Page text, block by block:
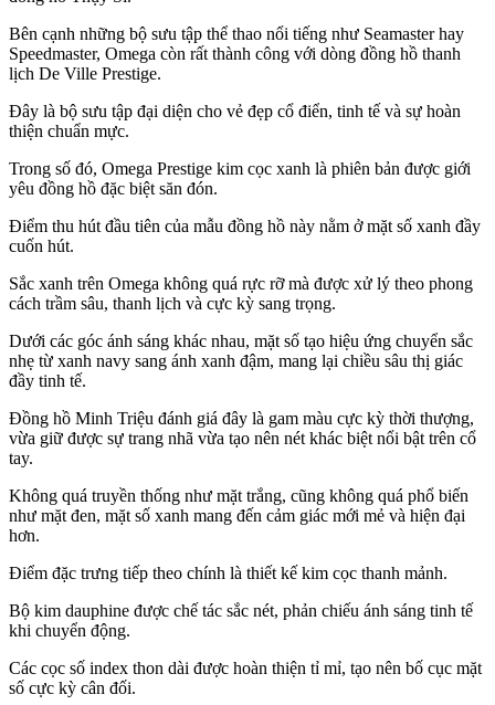
Bên cạnh những bộ sưu tập thể thao nổi tiếng như Seamaster hay
Speedmaster, Omega còn rất thành công với dòng đồng hồ thanh
lịch De Ville Prestige.
Đây là bộ sưu tập đại diện cho vẻ đẹp cổ điển, tinh tế và sự hoàn
thiện chuẩn mực.
Trong số đó, Omega Prestige kim cọc xanh là phiên bản được giới
yêu đồng hồ đặc biệt săn đón.
Điểm thu hút đầu tiên của mẫu đồng hồ này nằm ở mặt số xanh đầy
cuốn hút.
Sắc xanh trên Omega không quá rực rỡ mà được xử lý theo phong
cách trầm sâu, thanh lịch và cực kỳ sang trọng.
Dưới các góc ánh sáng khác nhau, mặt số tạo hiệu ứng chuyển sắc
nhẹ từ xanh navy sang ánh xanh đậm, mang lại chiều sâu thị giác
đầy tinh tế.
Đồng hồ Minh Triệu đánh giá đây là gam màu cực kỳ thời thượng,
vừa giữ được sự trang nhã vừa tạo nên nét khác biệt nổi bật trên cổ
tay.
Không quá truyền thống như mặt trắng, cũng không quá phổ biến
như mặt đen, mặt số xanh mang đến cảm giác mới mẻ và hiện đại
hơn.
Điểm đặc trưng tiếp theo chính là thiết kế kim cọc thanh mảnh.
Bộ kim dauphine được chế tác sắc nét, phản chiếu ánh sáng tinh tế
khi chuyển động.
Các cọc số index thon dài được hoàn thiện tỉ mỉ, tạo nên bố cục mặt
số cực kỳ cân đối.